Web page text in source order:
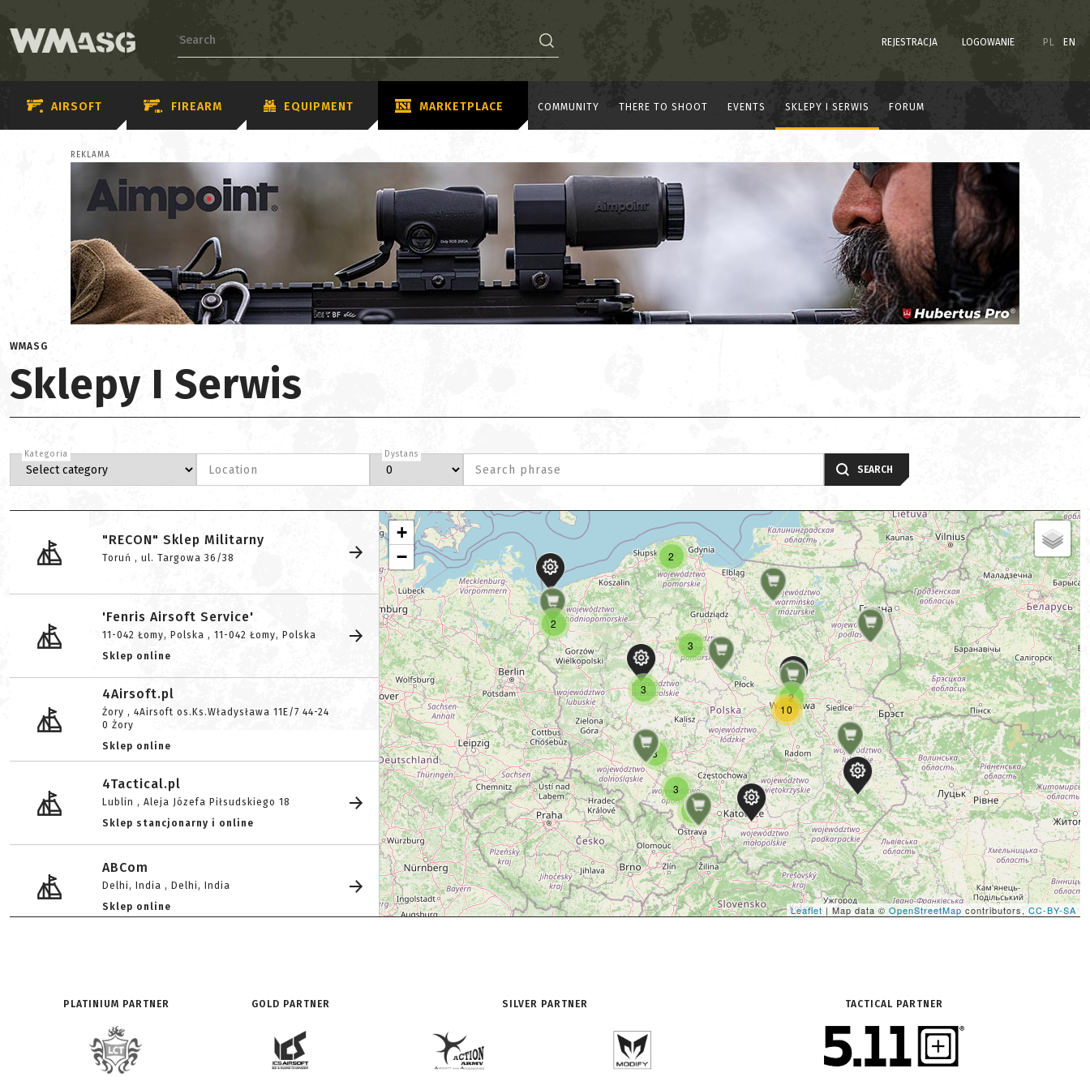
REJESTRACJA LOGOWANIE PL EN
AIRSOFT FIREARM EQUIPMENT MARKETPLACE COMMUNITY THERE TO SHOOT EVENTS SKLEPY I SERWIS FORUM
REKLAMA
WMASG
Sklepy I Serwis
Kategoria
Location
Dystans
Search phrase SEARCH
"RECON" Sklep Militarny
Toruń , ul. Targowa 36/38
'Fenris Airsoft Service'
11-042 Łomy, Polska , 11-042 Łomy, Polska
Sklep online
4Airsoft.pl
Żory , 4Airsoft os.Ks.Władysława 11E/7 44-24
0 Żory
Sklep online
4Tactical.pl
Lublin , Aleja Józefa Piłsudskiego 18
Sklep stancjonarny i online
ABCom
Delhi, India , Delhi, India
Sklep online
ASG Revolution
Łódź ,
Sklep online
2
3
2
3
10
3
3
2
3
+
−
Leaflet | Map data © OpenStreetMap contributors, CC-BY-SA
PLATINIUM PARTNER GOLD PARTNER SILVER PARTNER TACTICAL PARTNER